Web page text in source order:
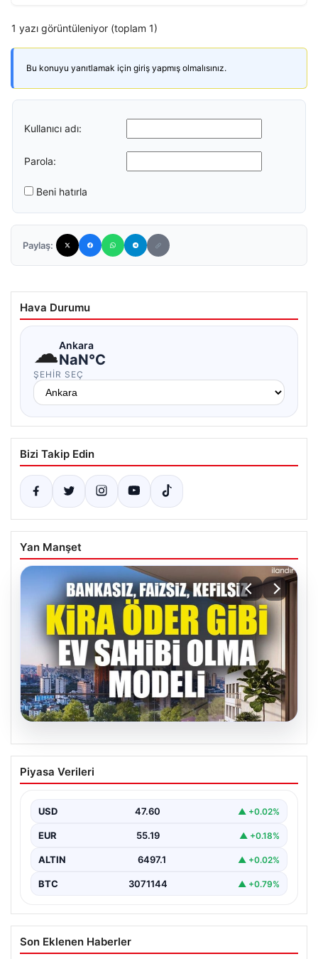
1 yazı görüntüleniyor (toplam 1)
Bu konuyu yanıtlamak için giriş yapmış olmalısınız.
Kullanıcı adı:
Parola:
Beni hatırla
Paylaş:
Hava Durumu
☁Ankara
NaN°C
ŞEHIR SEÇ
Bizi Takip Edin
Yan Manşet
05.08.2026
DAP Yapı’dan Yenilikçi Bir Adım: Emlak
Konut Güvencesiyle Kendi Kendini
Hayata Geçiyor
Gayrimenkul sektöründe prestijli ve yenilikçi
projeleriyle tanınan DAP Gayrimenkul Geliştirme, dikkat
çekici bir adım…
Piyasa Verileri
USD 47.60 ▲ +0.02%
EUR 55.19 ▲ +0.18%
ALTIN 6497.1 ▲ +0.02%
BTC 3071144 ▲ +0.79%
Son Eklenen Haberler